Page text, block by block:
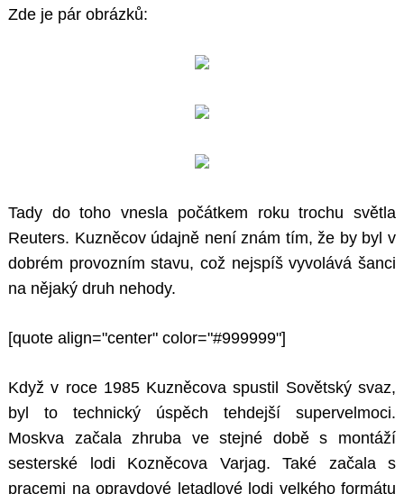
Zde je pár obrázků:
Tady do toho vnesla počátkem roku trochu světla
Reuters. Kuzněcov údajně není znám tím, že by byl v
dobrém provozním stavu, což nejspíš vyvolává šanci
na nějaký druh nehody.
[quote align="center" color="#999999"]
Když v roce 1985 Kuzněcova spustil Sovětský svaz,
byl to technický úspěch tehdejší supervelmoci.
Moskva začala zhruba ve stejné době s montáží
sesterské lodi Kozněcova Varjag. Také začala s
pracemi na opravdové letadlové lodi velkého formátu